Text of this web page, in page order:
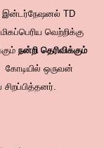
இன்டர்நேஷனல் TD
வெற்றிக்கு
நன்றி தெரிவிக்கும்
ஒருவன்